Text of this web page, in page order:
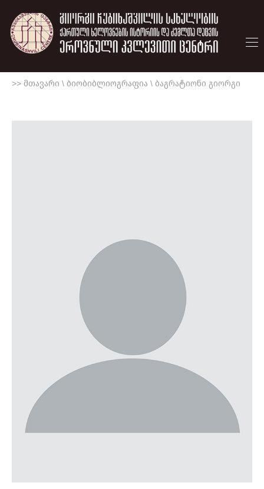
>> მთავარი \ ბიობიბლიოგრაფია \ ბაგრატიონი გიორგი